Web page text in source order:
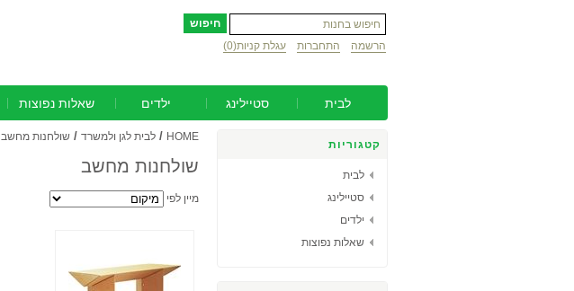
הרשמה התחברות עגלת קניות(0)
לבית סטיילינג ילדים שאלות נפוצות
קטגוריות
לבית
סטיילינג
ילדים
שאלות נפוצות
HOME
/ לבית לגן ולמשרד / שולחנות מחשב
שולחנות מחשב
מיין לפי